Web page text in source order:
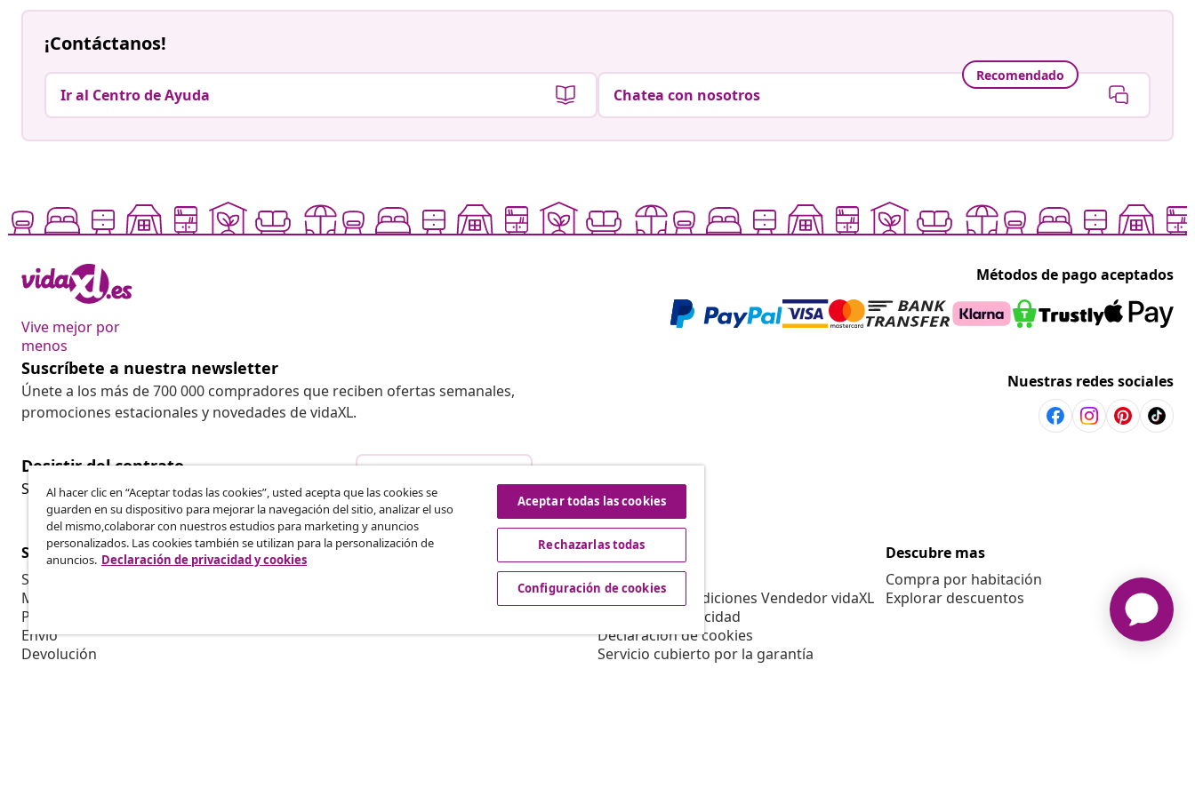
¡Contáctanos!
Ir al Centro de Ayuda
Recomendado
Chatea con nosotros
Vive mejor por
menos
Métodos de pago aceptados
Suscríbete a nuestra newsletter
Únete a los más de 700 000 compradores que reciben ofertas semanales,
promociones estacionales y novedades de vidaXL.
Nuestras redes sociales
Desistir del contrato
Solicita la cancelación de tu pedido.
Servicio al Cliente
Seguimiento del pedido
Mi cuenta
Pago
Envío
Devolución
Empresas
vidaXL
Sobre vidaXL
Términos y Condiciones Vendedor vidaXL
Política de privacidad
Declaración de cookies
Servicio cubierto por la garantía
Descubre mas
Compra por habitación
Explorar descuentos
Al hacer clic en “Aceptar todas las cookies”, usted acepta que las cookies se
guarden en su dispositivo para mejorar la navegación del sitio, analizar el uso
del mismo,colaborar con nuestros estudios para marketing y anuncios
personalizados. Las cookies también se utilizan para la personalización de
anuncios. Declaración de privacidad y cookies
Aceptar todas las cookies
Rechazarlas todas
Configuración de cookies